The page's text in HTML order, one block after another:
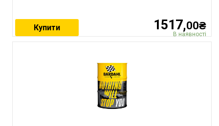
1517,00₴
В наявності
Купити